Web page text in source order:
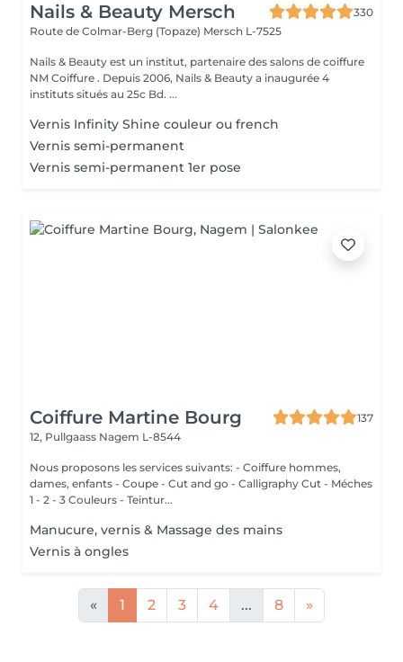
Nails & Beauty Mersch
330
Route de Colmar-Berg (Topaze) Mersch L-7525
Nails & Beauty est un institut, partenaire des salons de coiffure
NM Coiffure . Depuis 2006, Nails & Beauty a inaugurée 4
instituts situés au 25c Bd. ...
Vernis Infinity Shine couleur ou french
Vernis semi-permanent
Vernis semi-permanent 1er pose
Coiffure Martine Bourg
137
12, Pullgaass Nagem L-8544
Nous proposons les services suivants: - Coiffure hommes,
dames, enfants - Coupe - Cut and go - Calligraphy Cut - Méches
1 - 2 - 3 Couleurs - Teintur...
Manucure, vernis & Massage des mains
Vernis à ongles
« 1 2 3 4 ... 8 »